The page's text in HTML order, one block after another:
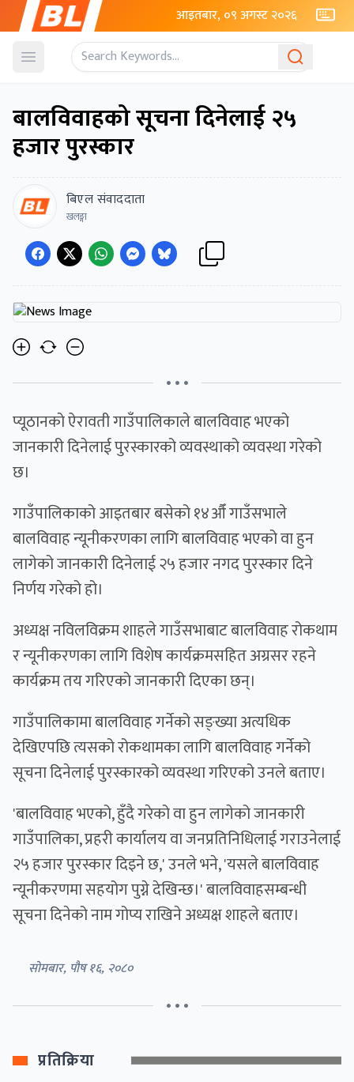
आइतबार, ०९ अगस्ट २०२६
Open menu
बालविवाहको सूचना दिनेलाई २५
हजार पुरस्कार
बिएल संवाददाता
खलङ्गा
• • •
प्यूठानको ऐरावती गाउँपालिकाले बालविवाह भएको
जानकारी दिनेलाई पुरस्कारको व्यवस्थाको व्यवस्था गरेको
छ।
गाउँपालिकाको आइतबार बसेको १४औँ गाउँसभाले
बालविवाह न्यूनीकरणका लागि बालविवाह भएको वा हुन
लागेको जानकारी दिनेलाई २५ हजार नगद पुरस्कार दिने
निर्णय गरेको हो।
अध्यक्ष नविलविक्रम शाहले गाउँसभाबाट बालविवाह रोकथाम
र न्यूनीकरणका लागि विशेष कार्यक्रमसहित अग्रसर रहने
कार्यक्रम तय गरिएको जानकारी दिएका छन्।
गाउँपालिकामा बालविवाह गर्नेको सङ्ख्या अत्यधिक
देखिएपछि त्यसको रोकथामका लागि बालविवाह गर्नेको
सूचना दिनेलाई पुरस्कारको व्यवस्था गरिएको उनले बताए।
'बालविवाह भएको, हुँदै गरेको वा हुन लागेको जानकारी
गाउँपालिका, प्रहरी कार्यालय वा जनप्रतिनिधिलाई गराउनेलाई
२५ हजार पुरस्कार दिइने छ,' उनले भने, 'यसले बालविवाह
न्यूनीकरणमा सहयोग पुग्ने देखिन्छ।' बालविवाहसम्बन्धी
सूचना दिनेको नाम गोप्य राखिने अध्यक्ष शाहले बताए।
सोमबार, पौष १६, २०८०
• • •
प्रतिक्रिया